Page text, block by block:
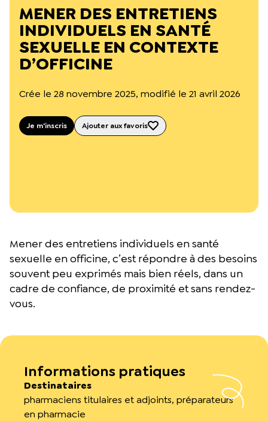
Notre documentation
Ressources pour les parents
Podcast 🎙️
Webinaires
Rapports d’activité et financiers
Projets réalisés avec nos partenaires
MENER DES ENTRETIENS
INDIVIDUELS EN SANTÉ
SEXUELLE EN CONTEXTE
D’OFFICINE
Crée le 28 novembre 2025, modifié le 21 avril 2026
Je m'inscris Ajouter aux favoris
Mener des entretiens individuels en santé
sexuelle en officine, c’est répondre à des besoins
souvent peu exprimés mais bien réels, dans un
cadre de confiance, de proximité et sans rendez-
vous.
Informations pratiques
Destinataires
pharmaciens titulaires et adjoints, préparateurs
en pharmacie